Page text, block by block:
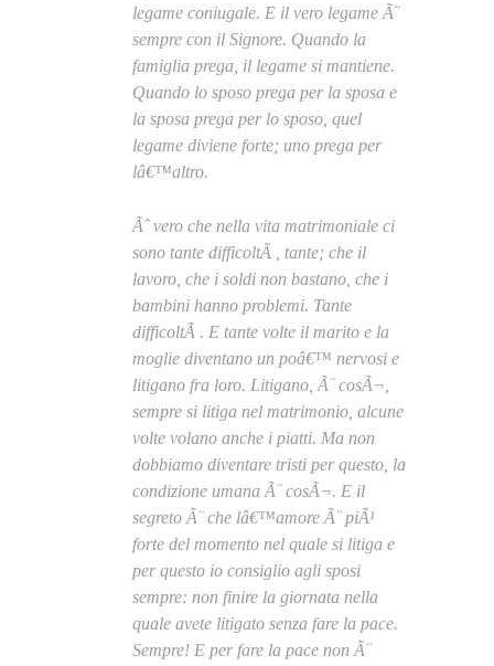
legame coniugale. E il vero legame Ã¨
sempre con il Signore. Quando la
famiglia prega, il legame si mantiene.
Quando lo sposo prega per la sposa e
la sposa prega per lo sposo, quel
legame diviene forte; uno prega per
lâ€™altro.
Ãˆ vero che nella vita matrimoniale ci
sono tante difficoltÃ , tante; che il
lavoro, che i soldi non bastano, che i
bambini hanno problemi. Tante
difficoltÃ . E tante volte il marito e la
moglie diventano un poâ€™ nervosi e
litigano fra loro. Litigano, Ã¨ cosÃ¬,
sempre si litiga nel matrimonio, alcune
volte volano anche i piatti. Ma non
dobbiamo diventare tristi per questo, la
condizione umana Ã¨ cosÃ¬. E il
segreto Ã¨ che lâ€™amore Ã¨ piÃ¹
forte del momento nel quale si litiga e
per questo io consiglio agli sposi
sempre: non finire la giornata nella
quale avete litigato senza fare la pace.
Sempre! E per fare la pace non Ã¨